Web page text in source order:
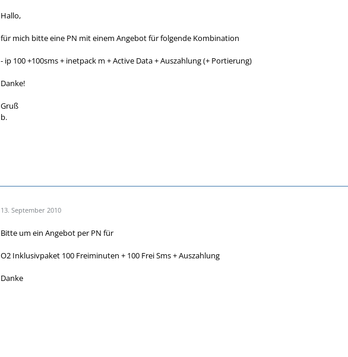
Hallo,
für mich bitte eine PN mit einem Angebot für folgende Kombination
- ip 100 +100sms + inetpack m + Active Data + Auszahlung (+ Portierung)
Danke!
Gruß
b.
13. September 2010
Bitte um ein Angebot per PN für
O2 Inklusivpaket 100 Freiminuten + 100 Frei Sms + Auszahlung
Danke